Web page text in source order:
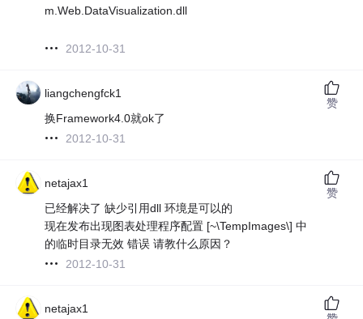
m.Web.DataVisualization.dll
2012-10-31
liangchengfck1
换Framework4.0就ok了
2012-10-31
赞
netajax1
已经解决了 缺少引用dll 环境是可以的
现在发布出现图表处理程序配置 [~\TempImages\] 中
的临时目录无效 错误 请教什么原因？
2012-10-31
赞
netajax1